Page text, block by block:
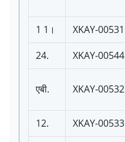
1 1।
XKAY-00531
24.
XKAY-00544
एबी. XKAY-00532
12.
XKAY-00533